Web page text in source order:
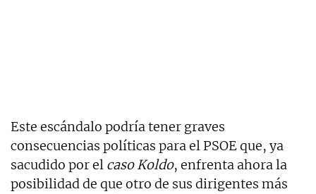
Este escándalo podría tener graves
consecuencias políticas para el PSOE que, ya
sacudido por el caso Koldo, enfrenta ahora la
posibilidad de que otro de sus dirigentes más